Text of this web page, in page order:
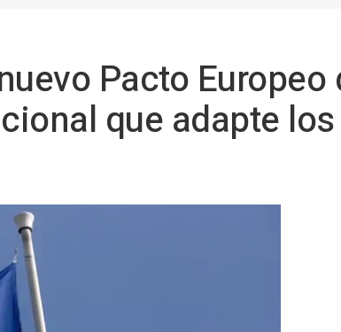
Pacto
que adapte